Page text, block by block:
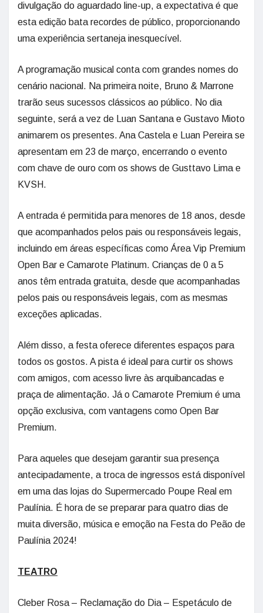
divulgação do aguardado line-up, a expectativa é que
esta edição bata recordes de público, proporcionando
uma experiência sertaneja inesquecível.
A programação musical conta com grandes nomes do
cenário nacional. Na primeira noite, Bruno & Marrone
trarão seus sucessos clássicos ao público. No dia
seguinte, será a vez de Luan Santana e Gustavo Mioto
animarem os presentes. Ana Castela e Luan Pereira se
apresentam em 23 de março, encerrando o evento
com chave de ouro com os shows de Gusttavo Lima e
KVSH.
A entrada é permitida para menores de 18 anos, desde
que acompanhados pelos pais ou responsáveis legais,
incluindo em áreas específicas como Área Vip Premium
Open Bar e Camarote Platinum. Crianças de 0 a 5
anos têm entrada gratuita, desde que acompanhadas
pelos pais ou responsáveis legais, com as mesmas
exceções aplicadas.
Além disso, a festa oferece diferentes espaços para
todos os gostos. A pista é ideal para curtir os shows
com amigos, com acesso livre às arquibancadas e
praça de alimentação. Já o Camarote Premium é uma
opção exclusiva, com vantagens como Open Bar
Premium.
Para aqueles que desejam garantir sua presença
antecipadamente, a troca de ingressos está disponível
em uma das lojas do Supermercado Poupe Real em
Paulínia. É hora de se preparar para quatro dias de
muita diversão, música e emoção na Festa do Peão de
Paulínia 2024!
TEATRO
Cleber Rosa – Reclamação do Dia – Espetáculo de